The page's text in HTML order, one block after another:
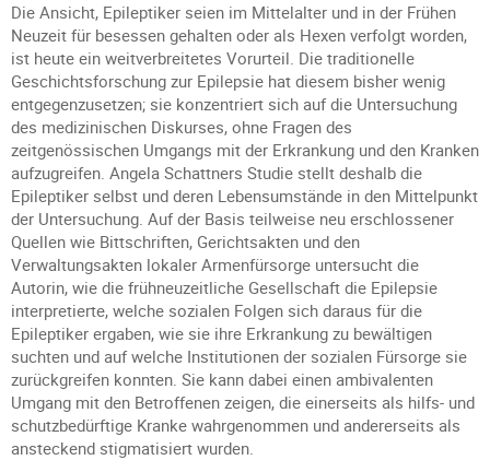
Die Ansicht, Epileptiker seien im Mittelalter und in der Frühen
Neuzeit für besessen gehalten oder als Hexen verfolgt worden,
ist heute ein weitverbreitetes Vorurteil. Die traditionelle
Geschichtsforschung zur Epilepsie hat diesem bisher wenig
entgegenzusetzen; sie konzentriert sich auf die Untersuchung
des medizinischen Diskurses, ohne Fragen des
zeitgenössischen Umgangs mit der Erkrankung und den Kranken
aufzugreifen. Angela Schattners Studie stellt deshalb die
Epileptiker selbst und deren Lebensumstände in den Mittelpunkt
der Untersuchung. Auf der Basis teilweise neu erschlossener
Quellen wie Bittschriften, Gerichtsakten und den
Verwaltungsakten lokaler Armenfürsorge untersucht die
Autorin, wie die frühneuzeitliche Gesellschaft die Epilepsie
interpretierte, welche sozialen Folgen sich daraus für die
Epileptiker ergaben, wie sie ihre Erkrankung zu bewältigen
suchten und auf welche Institutionen der sozialen Fürsorge sie
zurückgreifen konnten. Sie kann dabei einen ambivalenten
Umgang mit den Betroffenen zeigen, die einerseits als hilfs- und
schutzbedürftige Kranke wahrgenommen und andererseits als
ansteckend stigmatisiert wurden.